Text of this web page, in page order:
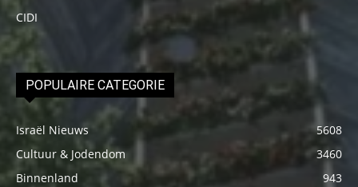
CIDI
POPULAIRE CATEGORIE
Israël Nieuws
5608
Cultuur & Jodendom
3460
Binnenland
943